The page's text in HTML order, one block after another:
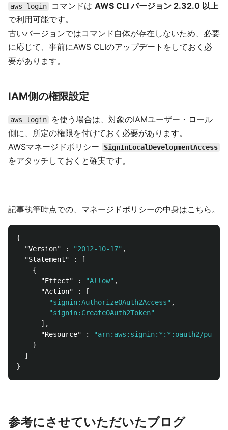
aws login コマンドは AWS CLI バージョン 2.32.0 以上
で利用可能です。
古いバージョンではコマンド自体が存在しないため、必要
に応じて、事前にAWS CLIのアップデートをしておく必
要があります。
IAM側の権限設定
aws login
を使う場合は、対象のIAMユーザー・ロール
側に、所定の権限を付けておく必要があります。
AWSマネージドポリシー
SignInLocalDevelopmentAccess
をアタッチしておくと確実です。
記事執筆時点での、マネージドポリシーの中身はこちら。
{
"Version"
: "2012-10-17" ,
"Statement"
:
[
{
"Effect"
: "Allow" ,
"Action"
:
[
"signin:AuthorizeOAuth2Access" ,
"signin:CreateOAuth2Token"
],
"Resource"
:
"arn:aws:signin:*:*:oauth2/
}
]
}
参考にさせていただいたブログ